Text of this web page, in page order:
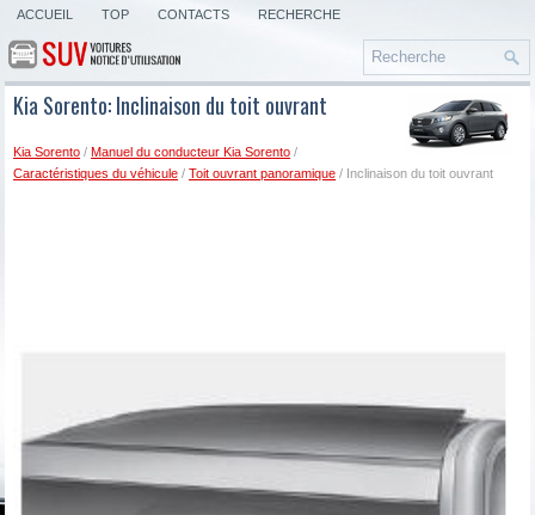
ACCUEIL TOP CONTACTS RECHERCHE
Kia Sorento: Inclinaison du toit ouvrant
Kia Sorento /Manuel du conducteur Kia Sorento /
Caractéristiques du véhicule /Toit ouvrant panoramique / Inclinaison du toit ouvrant